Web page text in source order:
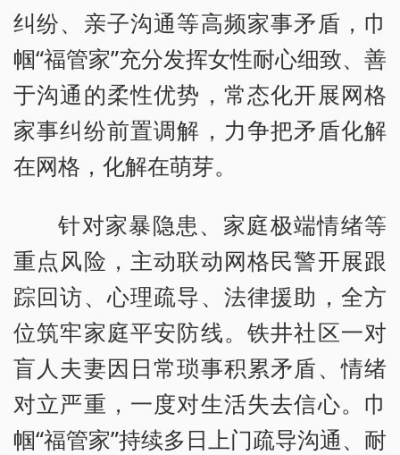
纠纷、亲子沟通等高频家事矛盾，巾
帼“福管家”充分发挥女性耐心细致、善
于沟通的柔性优势，常态化开展网格
家事纠纷前置调解，力争把矛盾化解
在网格，化解在萌芽。
针对家暴隐患、家庭极端情绪等
重点风险，主动联动网格民警开展跟
踪回访、心理疏导、法律援助，全方
位筑牢家庭平安防线。铁井社区一对
盲人夫妻因日常琐事积累矛盾、情绪
对立严重，一度对生活失去信心。巾
帼“福管家”持续多日上门疏导沟通、耐